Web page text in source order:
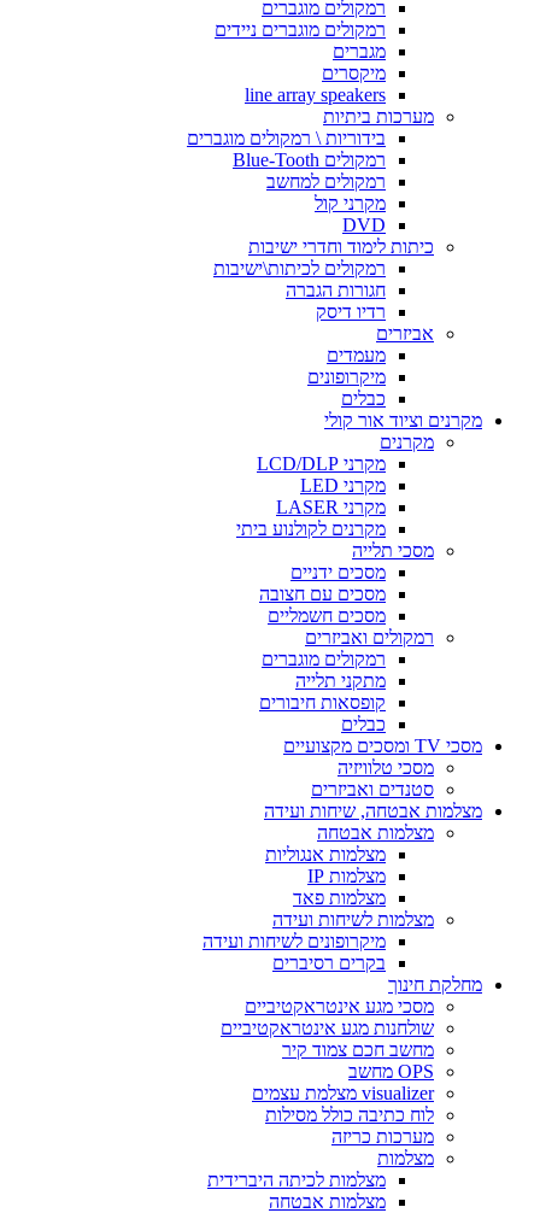
רמקולים מוגברים
רמקולים מוגברים ניידים
מגברים
מיקסרים
line array speakers
מערכות ביתיות
בידוריות \ רמקולים מוגברים
רמקולים Blue-Tooth
רמקולים למחשב
מקרני קול
DVD
כיתות לימוד וחדרי ישיבות
רמקולים לכיתות\ישיבות
חגורות הגברה
רדיו דיסק
אביזרים
מעמדים
מיקרופונים
כבלים
מקרנים וציוד אור קולי
מקרנים
מקרני LCD/DLP
מקרני LED
מקרני LASER
מקרנים לקולנוע ביתי
מסכי תלייה
מסכים ידניים
מסכים עם חצובה
מסכים חשמליים
רמקולים ואביזרים
רמקולים מוגברים
מתקני תלייה
קופסאות חיבורים
כבלים
מסכי TV ומסכים מקצועיים
מסכי טלוויזיה
סטנדים ואביזרים
מצלמות אבטחה, שיחות ועידה
מצלמות אבטחה
מצלמות אנגוליות
מצלמות IP
מצלמות פאד
מצלמות לשיחות ועידה
מיקרופונים לשיחות ועידה
בקרים רסיברים
מחלקת חינוך
מסכי מגע אינטראקטיביים
שולחנות מגע אינטראקטיביים
מחשב חכם צמוד קיר
OPS מחשב
visualizer מצלמת עצמים
לוח כתיבה כולל מסילות
מערכות כריזה
מצלמות
מצלמות לכיתה היברידית
מצלמות אבטחה